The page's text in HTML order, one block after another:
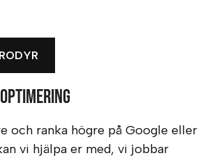
och ranka högre på Google eller
vi hjälpa er med, vi jobbar